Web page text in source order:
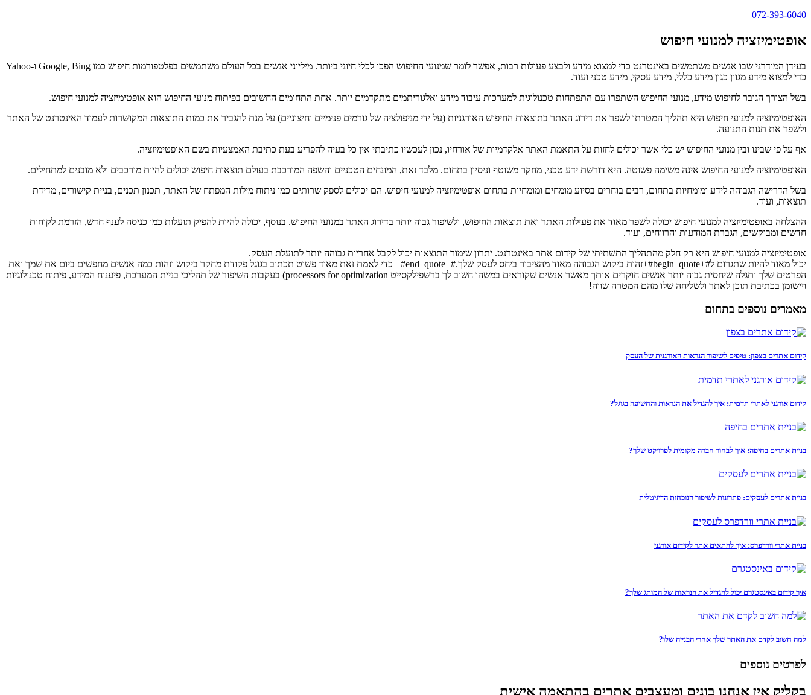
072-393-6040
אופטימיזציה למנועי חיפוש
בעידן המודרני שבו אנשים משתמשים באינטרנט כדי למצוא מידע ולבצע פעולות רבות, אפשר לומר שמנועי החיפוש הפכו לכלי חיוני ביותר. מיליוני אנשים בכל העולם משתמשים בפלטפורמות חיפוש כמו Google, Bing ו-Yahoo
כדי למצוא מידע מגוון כגון מידע כללי, מידע עסקי, מידע טכני ועוד.
בשל הצורך הגובר לחיפוש מידע, מנועי החיפוש השתפרו עם התפתחות טכנולוגית למערכות עיבוד מידע ואלגוריתמים מתקדמים יותר. אחת התחומים החשובים בפיתוח מנועי החיפוש הוא אופטימיזציה למנועי חיפוש.
האופטימיזציה למנועי חיפוש היא תהליך המטרתו לשפר את דירוג האתר בתוצאות החיפוש האורגניות (על ידי מניפולציה של גורמים פנימיים וחיצוניים) על מנת להגביר את כמות התוצאות המקושרות לעמוד האינטרנט של האתר
ולשפר את תנות התנועה.
אף על פי שבינו ובין מנועי החיפוש יש כלי אשר יכולים לחזות על התאמת האתר אלקדמיות של אורחיו, נכון לעכשיו כתיבתי אין כל בעיה להפריע בעת כתיבת האמצעיות בשם האופטימיזציה.
האופטימיזציה למנועי החיפוש אינה משימה פשוטה. היא דורשת ידע טכני, מחקר משוטף וניסיון בתחום. מלבד זאת, המונחים הטכניים והשפה המורכבת בעולם תוצאות חיפוש יכולים להיות מורכבים ולא מובנים למתחילים.
בשל הדרישה הגבוהה לידע ומומחיות בתחום, רבים בוחרים בסיוע מומחים ומומחיות בתחום אופטימיזציה למנועי חיפוש. הם יכולים לספק שרותים כמו ניתוח מילות המפתח של האתר, תכנון תכנים, בניית קישורים, מדידת
תוצאות, ועוד.
ההצלחה באופטימיזציה למנועי חיפוש יכולה לשפר מאוד את פעילות האתר ואת תוצאות החיפוש, ולשיפור גבוה יותר בדירוג האתר במנועי החיפוש. בנוסף, יכולה להיות להפיק תועלות כמו כניסה לענף חדש, הזרמת לקוחות
חדשים ומבוקשים, הגברת המודעות והרווחים, ועוד.
אופטימיזציה למנועי חיפוש היא רק חלק מהתהליך התשתיתי של קידום אתר באינטרנט. יתרון שימור התוצאות יכול לקבל אחריות גבוהה יותר לתועלת העסק.
יכול מאוד להיות שתגרום ל#+begin_quote#+זהות ביקוש הגבוהה מאוד מהציבור ביחס לעסק שלך.#+end_quote#+ כדי לאמת זאת מאוד פשוט תכתוב בגוגל פקודת מחקר ביקוש וזהות כמה אנשים מחפשים ביום את שמך ואת
הפרטים שלך ותגלה שיחסית גבוה יותר אנשים חוקרים אותך מאשר אנשים שקוראים במשהו חשוב לך ברשפילקסייט processors for optimization) בעקבות השיפור של תהליכי בניית המערכת, פיענוח המידע, פיתוח טכנולוגיות
ויישומן בכתיבת תוכן לאתר ולשליחה שלו מהם המטרה שווה!
מאמרים נוספים בתחום
קידום אתרים בצפון: טיפים לשיפור הנראות האורגנית של העסק
קידום אורגני לאתרי תדמית: איך להגדיל את הנראות והחשיפה בגוגל?
בניית אתרים בחיפה: איך לבחור חברה מקומית לפרויקט שלך?
בניית אתרים לעסקים: פתרונות לשיפור הנוכחות הדיגיטלית
בניית אתרי וורדפרס: איך להתאים אתר לקידום אורגני
איך קידום באינסטגרם יכול להגדיל את הנראות של המותג שלך?
למה חשוב לקדם את האתר שלך אחרי הבנייה שלו?
לפרטים נוספים
בקליק אין אנחנו בונים ומעצבים אתרים בהתאמה אישית